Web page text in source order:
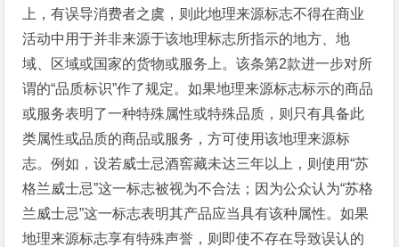
上，有误导消费者之虞，则此地理来源标志不得在商业
活动中用于并非来源于该地理标志所指示的地方、地
域、区域或国家的货物或服务上。该条第2款进一步对所
谓的“品质标识”作了规定。如果地理来源标志标示的商品
或服务表明了一种特殊属性或特殊品质，则只有具备此
类属性或品质的商品或服务，方可使用该地理来源标
志。例如，设若威士忌酒窖藏未达三年以上，则使用“苏
格兰威士忌”这一标志被视为不合法；因为公众认为“苏格
兰威士忌”这一标志表明其产品应当具有该种属性。如果
地理来源标志享有特殊声誉，则即使不存在导致误认的